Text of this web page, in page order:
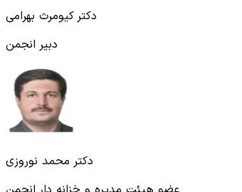
دکتر کیومرث بهرامی
دبیر انجمن
دکتر محمد نوروزی